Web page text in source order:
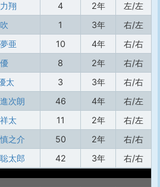
翔 4 2年
左/左
1 3年
右/左
亜 10 4年
右/右
8 2年
右/右
太 3 3年
右/右
次朗 46 4年
右/左
太 11 2年
右/左
之介 50 2年
右/右
太郎 42 3年
右/右